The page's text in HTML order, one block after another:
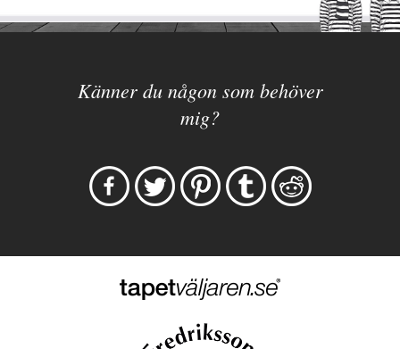
Känner du någon som behöver
mig?